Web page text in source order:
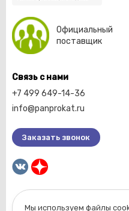
2026 © Компания «Пан прокат».
Официальный
поставщик
Связь с нами
+7 499 649-14-36
info@panprokat.ru
Заказать звонок
Мы используем файлы